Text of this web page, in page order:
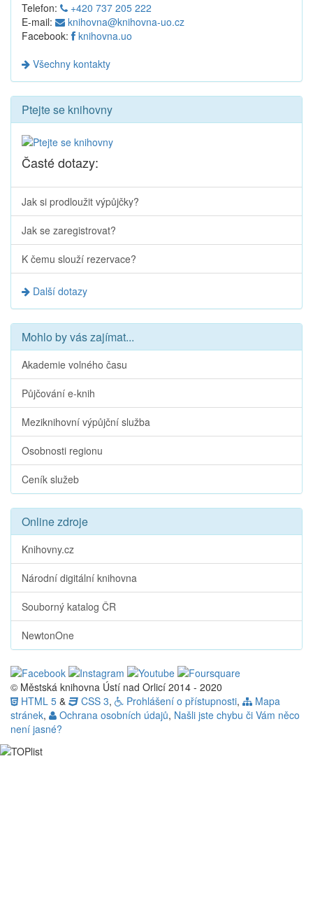
Telefon:
+420 737 205 222
E-mail:
knihovna@knihovna-uo.cz
Facebook: knihovna.uo
Všechny kontakty
Ptejte se knihovny
Časté dotazy:
Jak si prodloužit výpůjčky?
Jak se zaregistrovat?
K čemu slouží rezervace?
Další dotazy
Mohlo by vás zajímat...
Akademie volného času
Půjčování e-knih
Meziknihovní výpůjční služba
Osobnosti regionu
Ceník služeb
Online zdroje
Knihovny.cz
Národní digitální knihovna
Souborný katalog ČR
NewtonOne
© Městská knihovna Ústí nad Orlicí 2014 - 2020
HTML 5 & CSS 3, Prohlášení o přístupnosti,
Mapa
stránek, Ochrana osobních údajů, Našli jste chybu či Vám něco
není jasné?